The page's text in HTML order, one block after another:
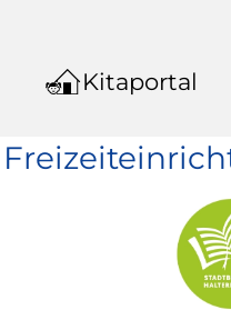
Kitaportal